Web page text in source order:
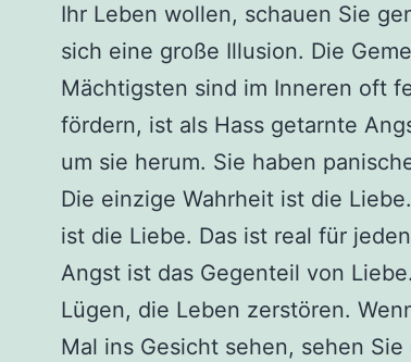
Ihr Leben wollen, schauen Sie
sich eine große Illusion. Die
Mächtigsten sind im Inneren oft
fördern, ist als Hass getarnte
um sie herum. Sie haben
Die einzige Wahrheit ist die
ist die Liebe. Das ist real für
Angst ist das Gegenteil von
Lügen, die Leben zerstören.
Mal ins Gesicht sehen, sehen Sie